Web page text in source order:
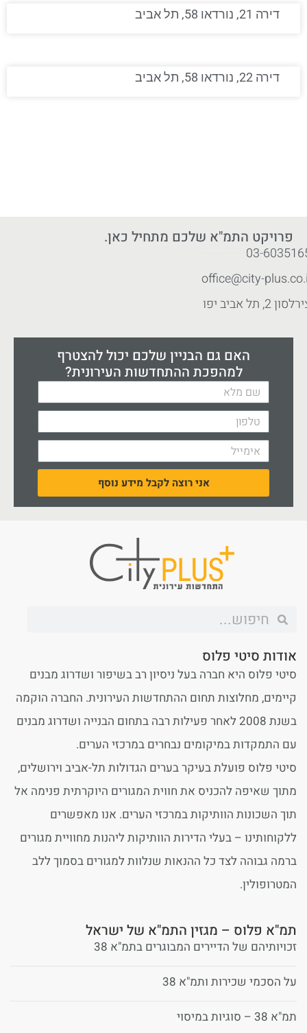
דירה 21, נורדאו 58, תל אביב
דירה 22, נורדאו 58, תל אביב
פרויקט התמ"א שלכם מתחיל כאן.
03-
office@city-
2, תל אביב יפו
האם גם הבניין שלכם יכול להצטרף
למהפכת ההתחדשות העירונית?
אני רוצה לקבל מידע נוסף
אודות סיטי פלוס
סיטי פלוס היא חברה בעל ניסיון רב בשיפור ושדרוג מבנים
קיימים, מחלוצות תחום ההתחדשות העירונית. החברה הוקמה
בשנת 2008 לאחר פעילות רבה בתחום הבנייה ושדרוג מבנים
עם התמקדות במיקומים נבחרים במרכזי הערים.
סיטי פלוס פועלת בעיקר בערים הגדולות תל-אביב וירושלים,
מתוך שאיפה להכניס את חווית המגורים היוקרתית פנימה אל
תוך השכונות הוותיקות במרכזי הערים. אנו מאפשרים
ללקוחותינו – בעלי הדירות הוותיקות ליהנות מחוויית מגורים
ברמה גבוהה לצד כל ההנאות שנלוות למגורים בסמוך ללב
המטרופולין.
תמ"א פלוס – מגזין התמ"א של ישראל
זכויותיהם של הדיירים המבוגרים בתמ"א 38
על הסכמי שכירות ותמ"א 38
תמ"א 38 – סוגיות במיסוי